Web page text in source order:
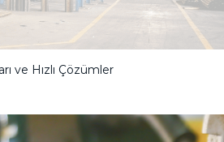
ve Hızlı Çözümler